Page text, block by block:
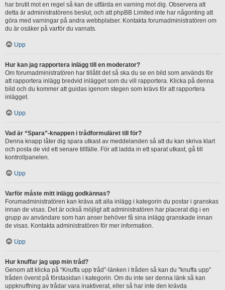
har brutit mot en regel så kan de utfärda en varning mot dig. Observera att
detta är administratörens beslut, och att phpBB Limited inte har någonting att
göra med varningar på andra webbplatser. Kontakta forumadministratören om
du är osäker på varför du varnats.
Upp
Hur kan jag rapportera inlägg till en moderator?
Om forumadministratören har tillåtit det så ska du se en bild som används för
att rapportera inlägg bredvid inlägget som du vill rapportera. Klicka på denna
bild och du kommer att guidas igenom stegen som krävs för att rapportera
inlägget.
Upp
Vad är “Spara”-knappen i trådformuläret till för?
Denna knapp låter dig spara utkast av meddelanden så att du kan skriva klart
och posta de vid ett senare tillfälle. För att ladda in ett sparat utkast, gå till
kontrollpanelen.
Upp
Varför måste mitt inlägg godkännas?
Forumadministratören kan kräva att alla inlägg i kategorin du postar i granskas
innan de visas. Det är också möjligt att administratören har placerat dig i en
grupp av användare som han anser behöver få sina inlägg granskade innan
de visas. Kontakta administratören för mer information.
Upp
Hur knuffar jag upp min tråd?
Genom att klicka på “Knuffa upp tråd”-länken i tråden så kan du "knuffa upp"
tråden överst på förstasidan i kategorin. Om du inte ser denna länk så kan
uppknuffning av trådar vara inaktiverat, eller så har inte den krävda